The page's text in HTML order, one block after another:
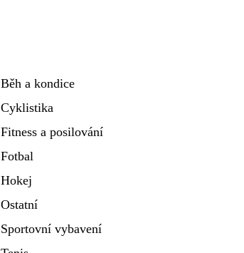
Běh a kondice
Cyklistika
Fitness a posilování
Fotbal
Hokej
Ostatní
Sportovní vybavení